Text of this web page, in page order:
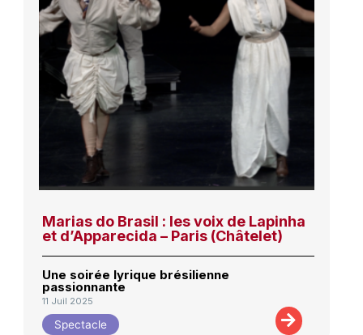
Marias do Brasil : les voix de Lapinha
et d’Apparecida – Paris (Châtelet)
Une soirée lyrique brésilienne
passionnante
11 Juil 2025
Spectacle